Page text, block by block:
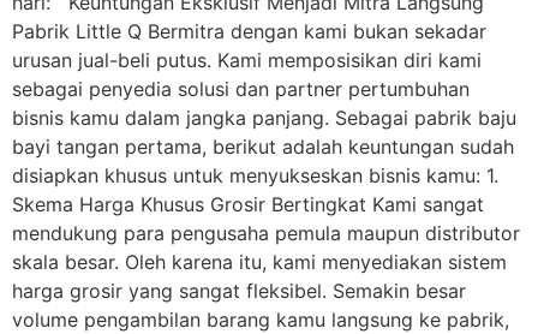
Pabrik Little Q Bermitra dengan kami bukan sekadar
urusan jual-beli putus. Kami memposisikan diri kami
sebagai penyedia solusi dan partner pertumbuhan
bisnis kamu dalam jangka panjang. Sebagai pabrik baju
bayi tangan pertama, berikut adalah keuntungan sudah
disiapkan khusus untuk menyukseskan bisnis kamu: 1.
Skema Harga Khusus Grosir Bertingkat Kami sangat
mendukung para pengusaha pemula maupun distributor
skala besar. Oleh karena itu, kami menyediakan sistem
harga grosir yang sangat fleksibel. Semakin besar
volume pengambilan barang kamu langsung ke pabrik,